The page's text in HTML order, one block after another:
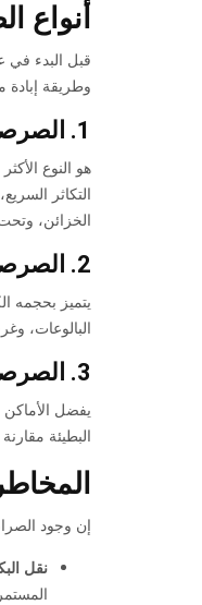
أنواع
قبل البدء في
وطريقة إبادة
1. الصرصور الألماني (German Cockroach)
هو النوع
التكاثر
الخزائن،
2. الصرصور الأمريكي (American Cockroach)
يتميز بحجمه
البالوعات،
3. الصرصور الشرقي (Oriental Cockroach)
يفضل الأماكن
البطيئة
إن وجود
نقل